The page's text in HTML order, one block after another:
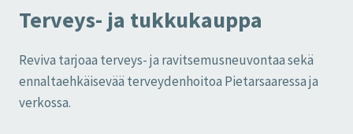
Terveys- ja tukkukauppa
Reviva tarjoaa terveys- ja ravitsemusneuvontaa sekä
ennaltaehkäisevää terveydenhoitoa Pietarsaaressa ja
verkossa.